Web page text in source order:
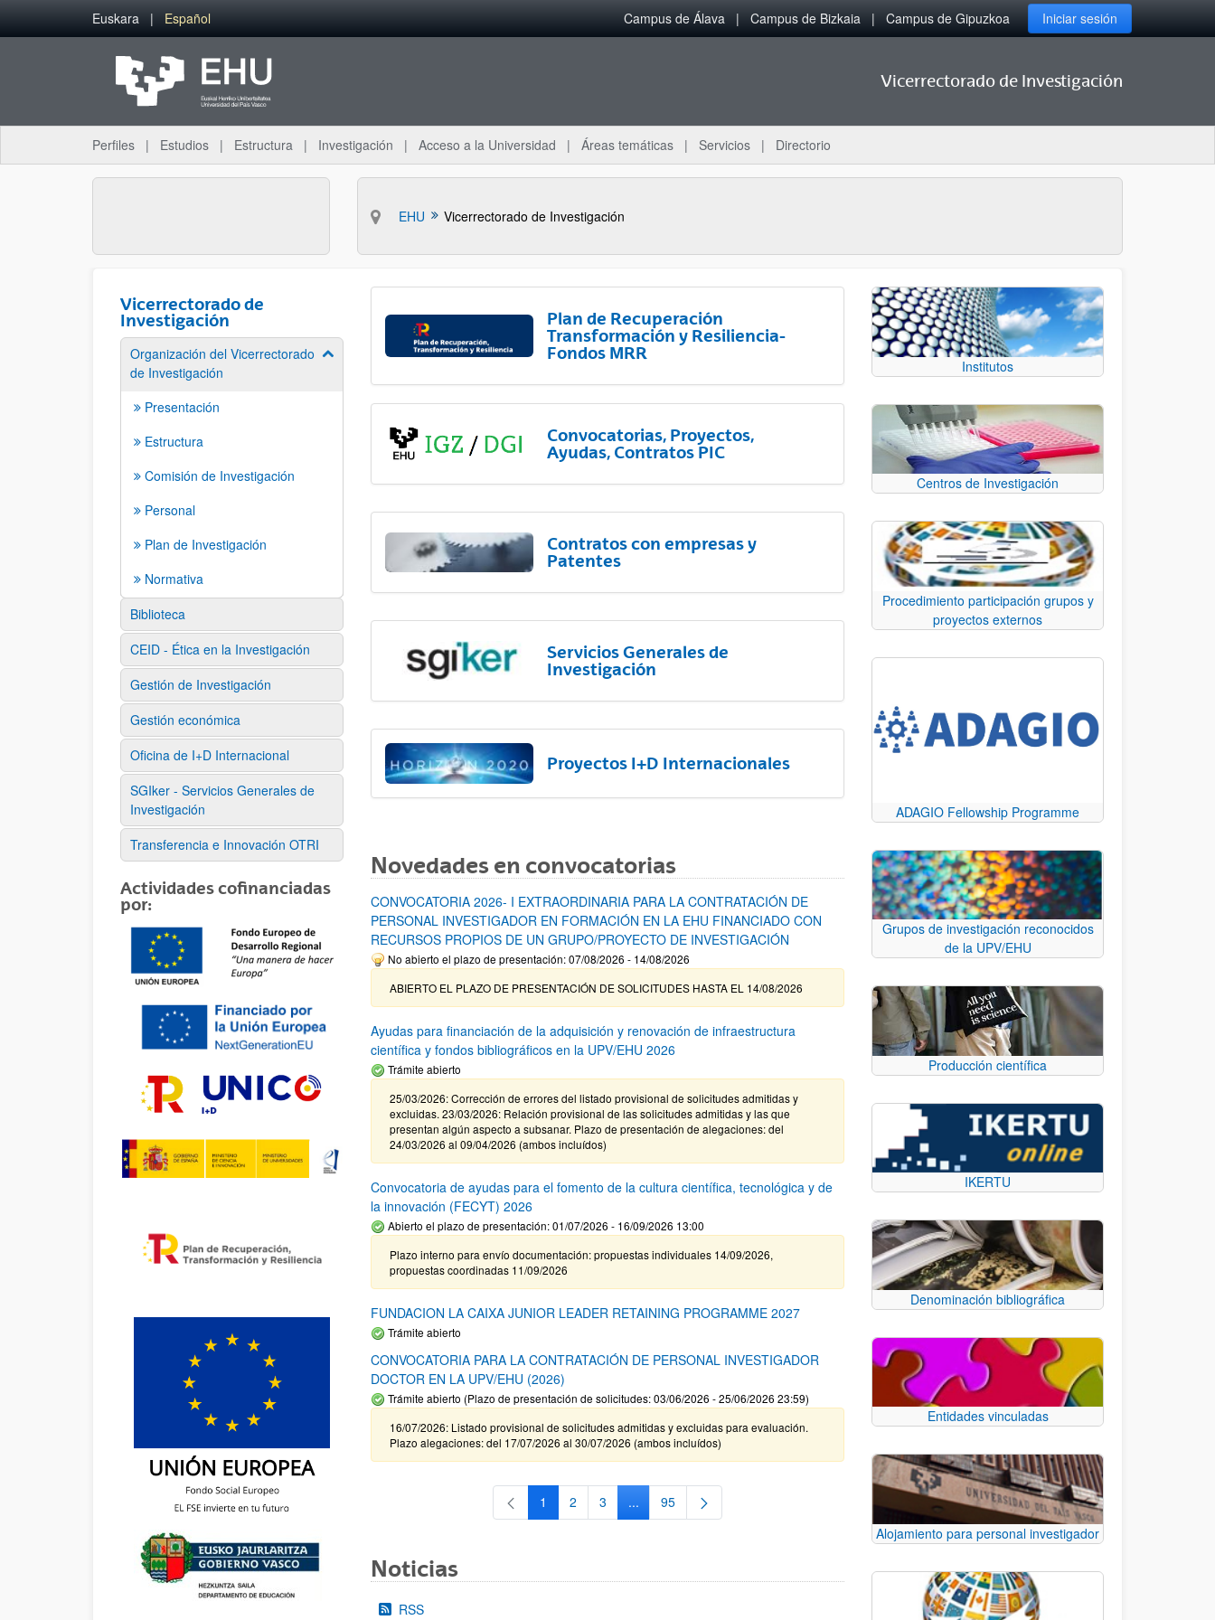
Saltar al contenido principal
Euskara Español Campus de Álava Campus de Bizkaia Campus de Gipuzkoa Iniciar sesión
Vicerrectorado de Investigación
Perfiles Estudios Estructura Investigación Acceso a la Universidad Áreas temáticas Servicios Directorio
EHU Vicerrectorado de Investigación
Vicerrectorado de
Investigación
Organización del Vicerrectorado
de Investigación
Mostrar/ocultar subpáginas
Presentación
Estructura
Comisión de Investigación
Personal
Plan de Investigación
Normativa
Biblioteca
CEID - Ética en la Investigación
Gestión de Investigación
Gestión económica
Oficina de I+D Internacional
SGIker - Servicios Generales de
Investigación
Transferencia e Innovación OTRI
Actividades cofinanciadas
por:
Plan de Recuperación
Transformación y Resiliencia-
Fondos MRR
Convocatorias, Proyectos,
Ayudas, Contratos PIC
Contratos con empresas y
Patentes
Servicios Generales de
Investigación
Proyectos I+D Internacionales
Novedades en convocatorias
CONVOCATORIA 2026- I EXTRAORDINARIA PARA LA CONTRATACIÓN DE
PERSONAL INVESTIGADOR EN FORMACIÓN EN LA EHU FINANCIADO CON
RECURSOS PROPIOS DE UN GRUPO/PROYECTO DE INVESTIGACIÓN
No abierto el plazo de presentación: 07/08/2026 - 14/08/2026
ABIERTO EL PLAZO DE PRESENTACIÓN DE SOLICITUDES HASTA EL 14/08/2026
Ayudas para financiación de la adquisición y renovación de infraestructura
científica y fondos bibliográficos en la UPV/EHU 2026
Trámite abierto
25/03/2026: Corrección de errores del listado provisional de solicitudes admitidas y
excluidas. 23/03/2026: Relación provisional de las solicitudes admitidas y las que
presentan algún aspecto a subsanar. Plazo de presentación de alegaciones: del
24/03/2026 al 09/04/2026 (ambos incluídos)
Convocatoria de ayudas para el fomento de la cultura científica, tecnológica y de
la innovación (FECYT) 2026
Abierto el plazo de presentación: 01/07/2026 - 16/09/2026 13:00
Plazo interno para envío documentación: propuestas individuales 14/09/2026,
propuestas coordinadas 11/09/2026
FUNDACION LA CAIXA JUNIOR LEADER RETAINING PROGRAMME 2027
Trámite abierto
CONVOCATORIA PARA LA CONTRATACIÓN DE PERSONAL INVESTIGADOR
DOCTOR EN LA UPV/EHU (2026)
Trámite abierto (Plazo de presentación de solicitudes: 03/06/2026 - 25/06/2026 23:59)
16/07/2026: Listado provisional de solicitudes admitidas y excluidas para evaluación.
Plazo alegaciones: del 17/07/2026 al 30/07/2026 (ambos incluídos)
Página
1 Página
2 Página
3 ...Páginas intermedias Use TAB para desplazarse.
Página
95
Noticias
RSS
Institutos
Centros de Investigación
Procedimiento participación grupos y
proyectos externos
ADAGIO Fellowship Programme
Grupos de investigación reconocidos
de la UPV/EHU
Producción científica
IKERTU
Denominación bibliográfica
Entidades vinculadas
Alojamiento para personal investigador